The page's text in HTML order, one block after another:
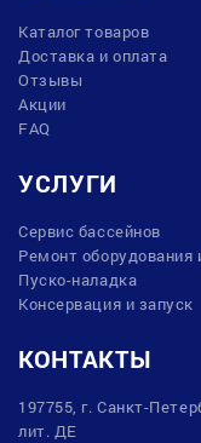
Каталог товаров
Доставка и оплата
Отзывы
Акции
FAQ
УСЛУГИ
Сервис бассейнов
Ремонт оборудования
Пуско-наладка
Консервация и запуск
КОНТАКТЫ
197755, г. Санкт-
лит. ДЕ